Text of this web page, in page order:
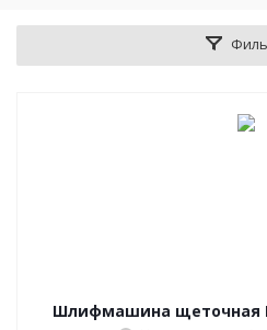
Шлифмашина щеточная